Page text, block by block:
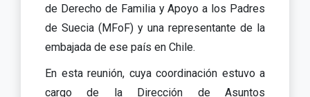
de Derecho de Familia y Apoyo a los Padres
de Suecia (MFoF) y una representante de la
embajada de ese país en Chile.
En esta reunión, cuya coordinación estuvo a
cargo de la Dirección de Asuntos